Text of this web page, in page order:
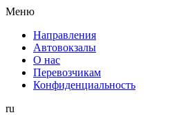
Меню
Направления
Автовокзалы
О нас
Перевозчикам
Конфиденциальность
ru